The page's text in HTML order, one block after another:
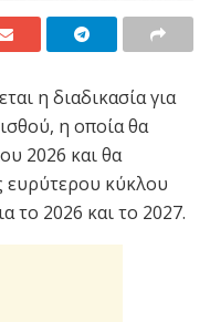
η διαδικασία για
η οποία θα
2026 και θα
ευρύτερου κύκλου
το 2026 και το 2027.